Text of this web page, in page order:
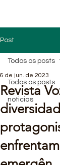
Post
Todos os posts
noticias
Todos os posts
Revista
6 de jun. de 2023